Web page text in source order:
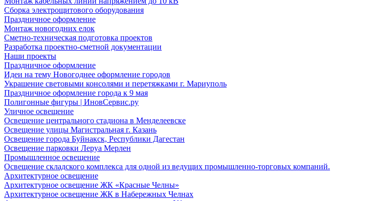
Сборка электрощитового оборудования
Праздничное оформление
Монтаж новогодних елок
Сметно-техническая подготовка проектов
Разработка проектно-сметной документации
Наши проекты
Праздничное оформление
Идеи на тему Новогоднее оформление городов
Украшение световыми консолями и перетяжками г. Мариуполь
Праздничное оформление города к 9 мая
Полигонные фигуры | ИновСервис.ру
Уличное освещение
Освещение центрального стадиона в Менделеевске
Освещение улицы Магистральная г. Казань
Освещение города Буйнакск, Республики Дагестан
Освещение парковки Леруа Мерлен
Промышленное освещение
Освещение складского комплекса для одной из ведущих промышленно-торговых компаний.
Архитектурное освещение
Архитектурное освещение ЖК «Красные Челны»
Архитектурное освещение ЖК в Набережных Челнах